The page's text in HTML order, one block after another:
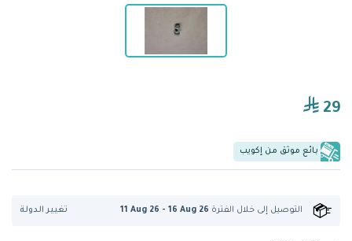
29
بائع موثق من إكويب
التوصيل إلى خلال الفترة 11 Aug 26 - 16 Aug 26 تغيير الدولة